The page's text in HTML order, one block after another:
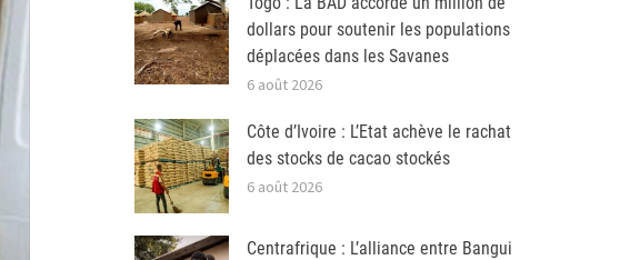
dollars pour soutenir les populations
déplacées dans les Savanes
6 août 2026
Côte d’Ivoire : L’Etat achève le rachat
des stocks de cacao stockés
6 août 2026
Centrafrique : L’alliance entre Bangui